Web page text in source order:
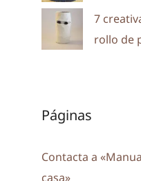
7
rollo de
Páginas
Contacta a
casa»